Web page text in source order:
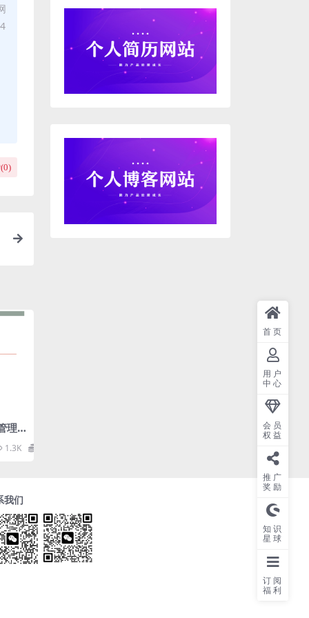
0)
理
1.3K
我们
首页
用户
中心
会员
权益
推广
奖励
知识
星球
订阅
福利